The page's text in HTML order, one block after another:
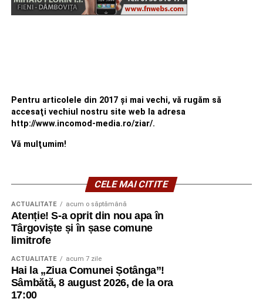
Pentru articolele din 2017 şi mai vechi, vă rugăm să
accesaţi vechiul nostru site web la adresa
http://www.incomod-media.ro/ziar/.
Vă mulţumim!
CELE MAI CITITE
ACTUALITATE acum o săptămână
Atenție! S-a oprit din nou apa în
Târgoviște și în șase comune
limitrofe
ACTUALITATE acum 7 zile
Hai la „Ziua Comunei Șotânga”!
Sâmbătă, 8 august 2026, de la ora
17:00